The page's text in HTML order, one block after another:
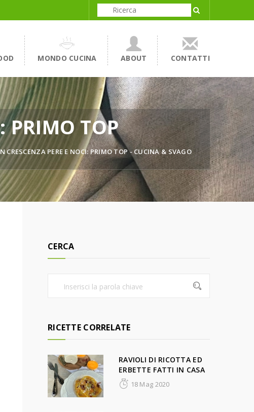
MONDO CUCINA ABOUT CONTATTI
PRIMO TOP
CRESCENZA PERE E NOCI: PRIMO TOP - CUCINA & SVAGO
CERCA
RICETTE CORRELATE
RAVIOLI DI RICOTTA ED
ERBETTE FATTI IN CASA
18 Mag 2020